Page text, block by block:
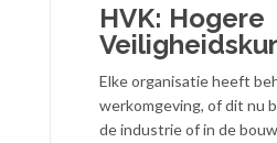
HVK: Hogere
Elke organisatie heeft
werkomgeving, of dit nu
de industrie of in de